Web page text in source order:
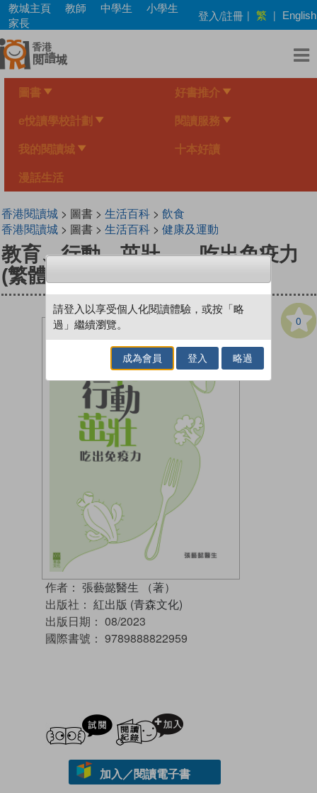
Skip
main
content
教城主頁 教師 中學生
小學生
家長
登入/註冊 | 繁 | English
圖書 好書推介
e悅讀學校計劃 閱讀服務
我的閱讀城 十本好讀
漫話生活
香港閱讀城> 圖書 > 生活百科> 飲食
香港閱讀城> 圖書 > 生活百科> 健康及運動
教育、行動、茁壯——吃出免疫力
(繁體中文版)
0
作者： 張藝懿醫生 （著）
出版社： 紅出版 (青森文化)
出版日期： 08/2023
國際書號： 9789888822959
試閲
加入／閱讀電子書
請登入以享受個人化閱讀體驗，或按「略
過」繼續瀏覽。
成為會員 登入 略過